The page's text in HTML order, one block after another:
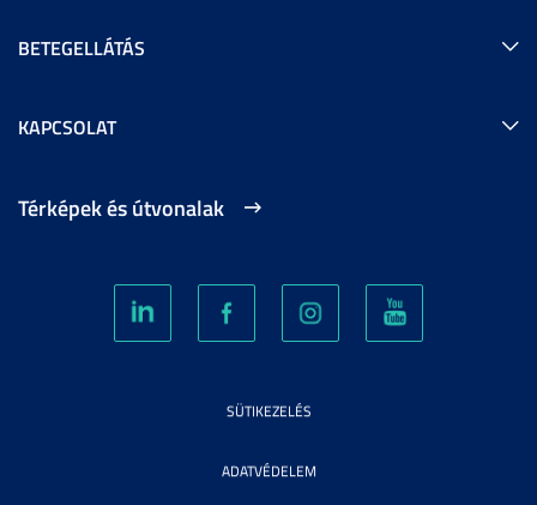
BETEGELLÁTÁS
KAPCSOLAT
Térképek és útvonalak
SÜTIKEZELÉS
ADATVÉDELEM